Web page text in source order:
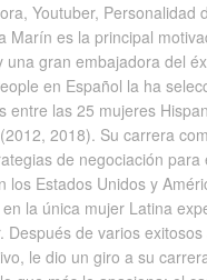
Youtuber, Personalidad
Marín es la principal
una gran embajadora del
en Español la ha
entre las 25 mujeres
2018). Su carrera
de negociación para
los Estados Unidos y
la única mujer Latina
Después de varios
le dio un giro a su